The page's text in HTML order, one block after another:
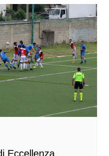
Eccellenza